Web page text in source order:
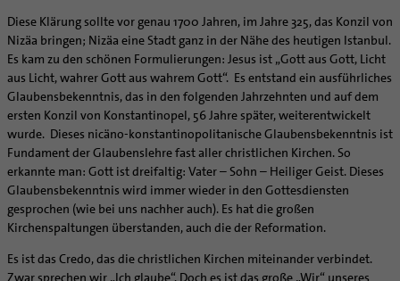
Diese Klärung sollte vor genau 1700 Jahren, im Jahre 325, das Konzil von
Nizäa bringen; Nizäa eine Stadt ganz in der Nähe des heutigen Istanbul.
Es kam zu den schönen Formulierungen: Jesus ist „Gott aus Gott, Licht
aus Licht, wahrer Gott aus wahrem Gott“. Es entstand ein ausführliches
Glaubensbekenntnis, das in den folgenden Jahrzehnten und auf dem
ersten Konzil von Konstantinopel, 56 Jahre später, weiterentwickelt
wurde. Dieses nicäno-konstantinopolitanische Glaubensbekenntnis ist
Fundament der Glaubenslehre fast aller christlichen Kirchen. So
erkannte man: Gott ist dreifaltig: Vater – Sohn – Heiliger Geist. Dieses
Glaubensbekenntnis wird immer wieder in den Gottesdiensten
gesprochen (wie bei uns nachher auch). Es hat die großen
Kirchenspaltungen überstanden, auch die der Reformation.
Es ist das Credo, das die christlichen Kirchen miteinander verbindet.
Zwar sprechen wir „Ich glaube“. Doch es ist das große „Wir“ unseres